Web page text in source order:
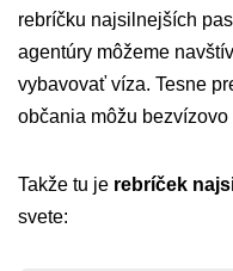
rebríčku najsilnejších
agentúry môžeme
vybavovať víza. Tesne
občania môžu
Takže tu je rebríček
svete: